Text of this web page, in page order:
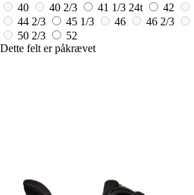
40
40 2/3 41 1/3 24t 42
44 2/3
45 1/3 46 46 2/3
50 2/3
52
Dette felt er påkrævet